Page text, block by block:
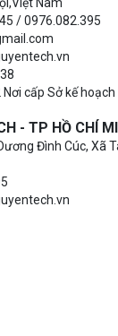
/ 0976.082.395
cấp Sở kế
- TP HỒ CHÍ
Đình Cúc, Xã